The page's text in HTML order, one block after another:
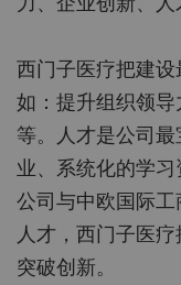
西门子医疗把建
如：提升组织领
等。人才是公司
业、系统化的学
公司与中欧国际
人才，西门子医
突破创新。